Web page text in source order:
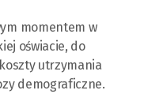
momentem w
oświacie, do
utrzymania
demograficzne.